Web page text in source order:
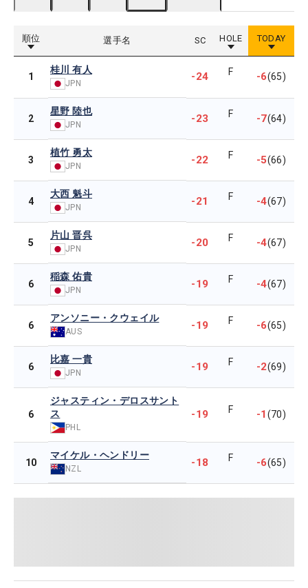
順位 選手名 SC HOLE TODAY
1
桂川 有人
JPN
-24 F -6(65)
2
星野 陸也
JPN -23 F -7(64)
3
植竹 勇太
JPN -22 F -5(66)
4
大西 魁斗
JPN -21 F -4(67)
5
片山 晋呉
JPN -20 F -4(67)
6
稲森 佑貴
JPN -19 F -4(67)
6
アンソニー・クウェイル
AUS -19 F -6(65)
6
比嘉 一貴
JPN -19 F -2(69)
6
ジャスティン・デロスサント
ス
PHL
-19 F -1(70)
10
マイケル・ヘンドリー
NZL -18 F -6(65)